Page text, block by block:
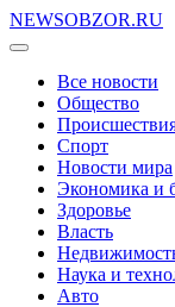
NEWSOBZOR.RU
Все новости
Общество
Спорт
Новости мира
Экономика и
Здоровье
Власть
Наука и
Авто